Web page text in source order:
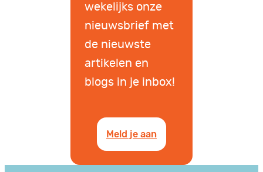
wekelijks onze
nieuwsbrief met
de nieuwste
artikelen en
blogs in je inbox!
Meld je aan